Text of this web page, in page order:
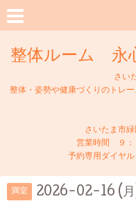
整体ルーム 永
さい
整体・姿勢や健康づくりのトレ
さいたま市
営業時間 ９：
予約専用ダイヤ
満室 2026-02-16 (